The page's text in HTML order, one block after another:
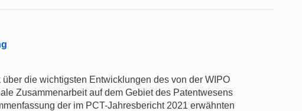
die wichtigsten Entwicklungen des von der WIPO
Zusammenarbeit auf dem Gebiet des Patentwesens
der im PCT-Jahresbericht 2021 erwähnten